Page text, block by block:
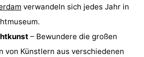
verwandeln sich jedes Jahr in
– Bewundere die großen
von Künstlern aus verschiedenen